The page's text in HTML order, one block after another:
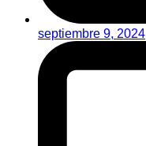
septiembre 9, 2024